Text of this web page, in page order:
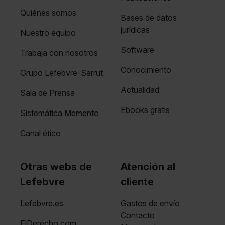
Quiénes somos
Nuestro equipo
Trabaja con nosotros
Grupo Lefebvre-Sarrut
Sala de Prensa
Sistemática Memento
Canal ético
Bases de datos
jurídicas
Software
Conocimiento
Actualidad
Ebooks gratis
Otras webs de
Lefebvre
Lefebvre.es
Atención al
cliente
Gastos de envío
Contacto